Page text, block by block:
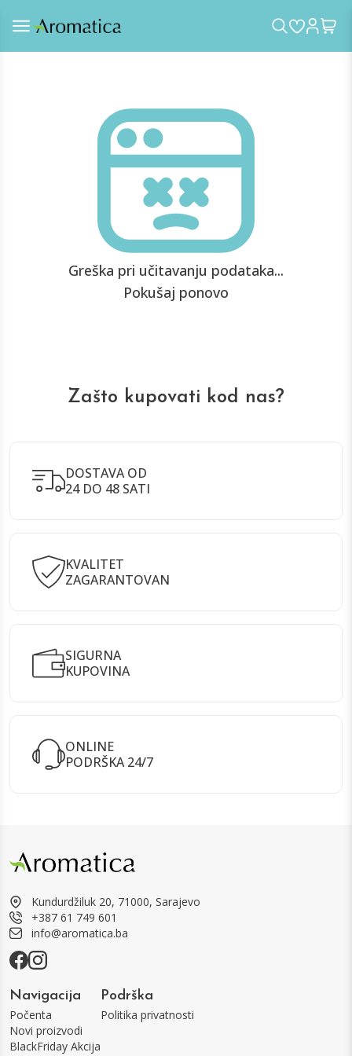
Greška pri učitavanju podataka...
Pokušaj ponovo
Zašto kupovati kod nas?
DOSTAVA OD
24 DO 48 SATI
KVALITET
ZAGARANTOVAN
SIGURNA
KUPOVINA
ONLINE
PODRŠKA 24/7
Kundurdžiluk 20, 71000, Sarajevo
+387 61 749 601
info@aromatica.ba
Navigacija
Počenta
Novi proizvodi
BlackFriday Akcija
Podrška
Politika privatnosti